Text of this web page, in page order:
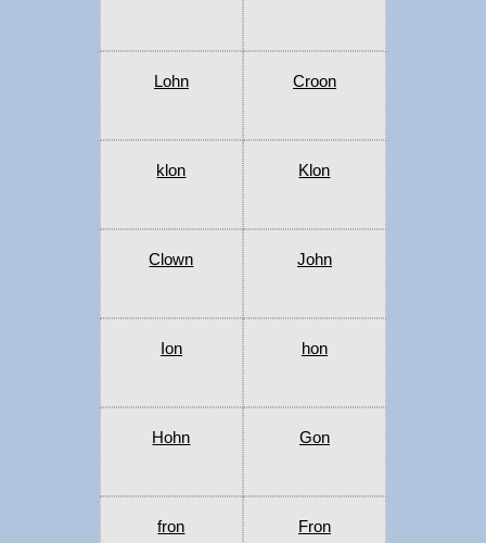
Lohn Croon
klon Klon
Clown John
Ion hon
Hohn Gon
fron Fron